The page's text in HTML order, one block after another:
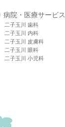
病院・医療サービス
二子玉川 歯科
二子玉川 内科
二子玉川 皮膚科
二子玉川 眼科
二子玉川 小児科